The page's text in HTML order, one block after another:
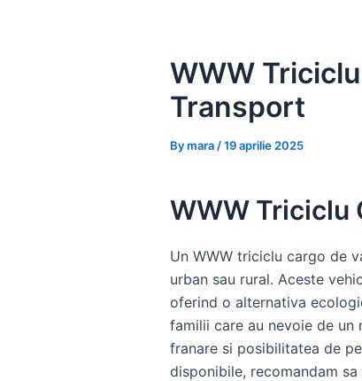
WWW
Transport
Bymara /19 aprilie 2025
WWW Triciclu
Un WWW triciclu cargo de
urban sau rural. Aceste
oferind o alternativa
familii care au nevoie de
franare si posibilitatea de
disponibile, recomandam